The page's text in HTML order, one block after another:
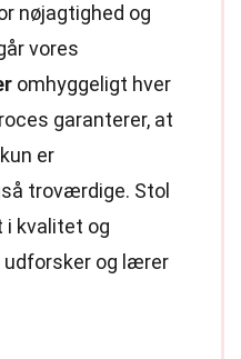
nøjagtighed og
vores
omhyggeligt hver
garanterer, at
er
troværdige. Stol
i kvalitet og
og lærer